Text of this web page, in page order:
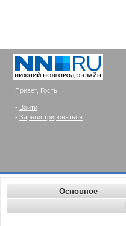
Привет, Гость !
- Войти
- Зарегистрироваться
Основное